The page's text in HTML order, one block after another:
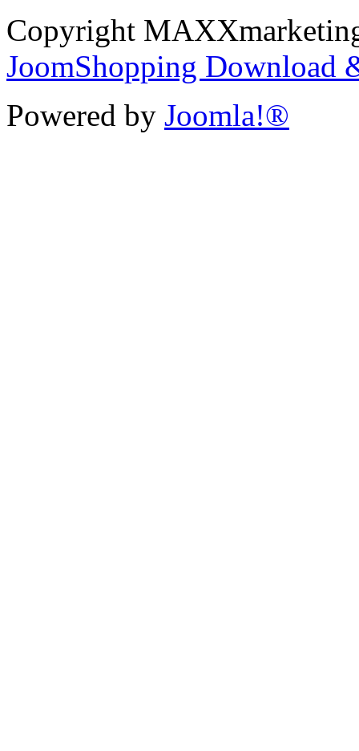
Copyright
JoomShopping Download
Powered by Joomla!®